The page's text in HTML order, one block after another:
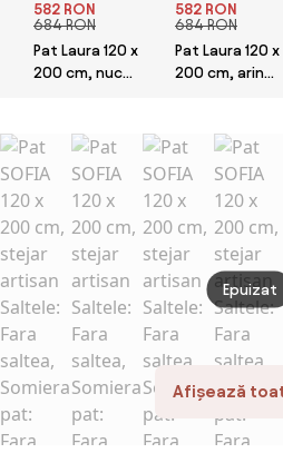
582 RON
684 RON
Pat Laura 120 x
200 cm, nuc
pat: Cu lamele
582 RON
684 RON
Pat Laura 120 x
200 cm, arin
pat: Cu lamele
Afișează
Epuizat